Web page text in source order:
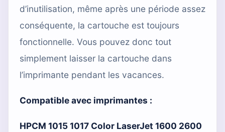
d’inutilisation, même après une période assez
conséquente, la cartouche est toujours
fonctionnelle. Vous pouvez donc tout
simplement laisser la cartouche dans
l’imprimante pendant les vacances.
Compatible avec imprimantes :
HPCM 1015 1017 Color LaserJet 1600 2600